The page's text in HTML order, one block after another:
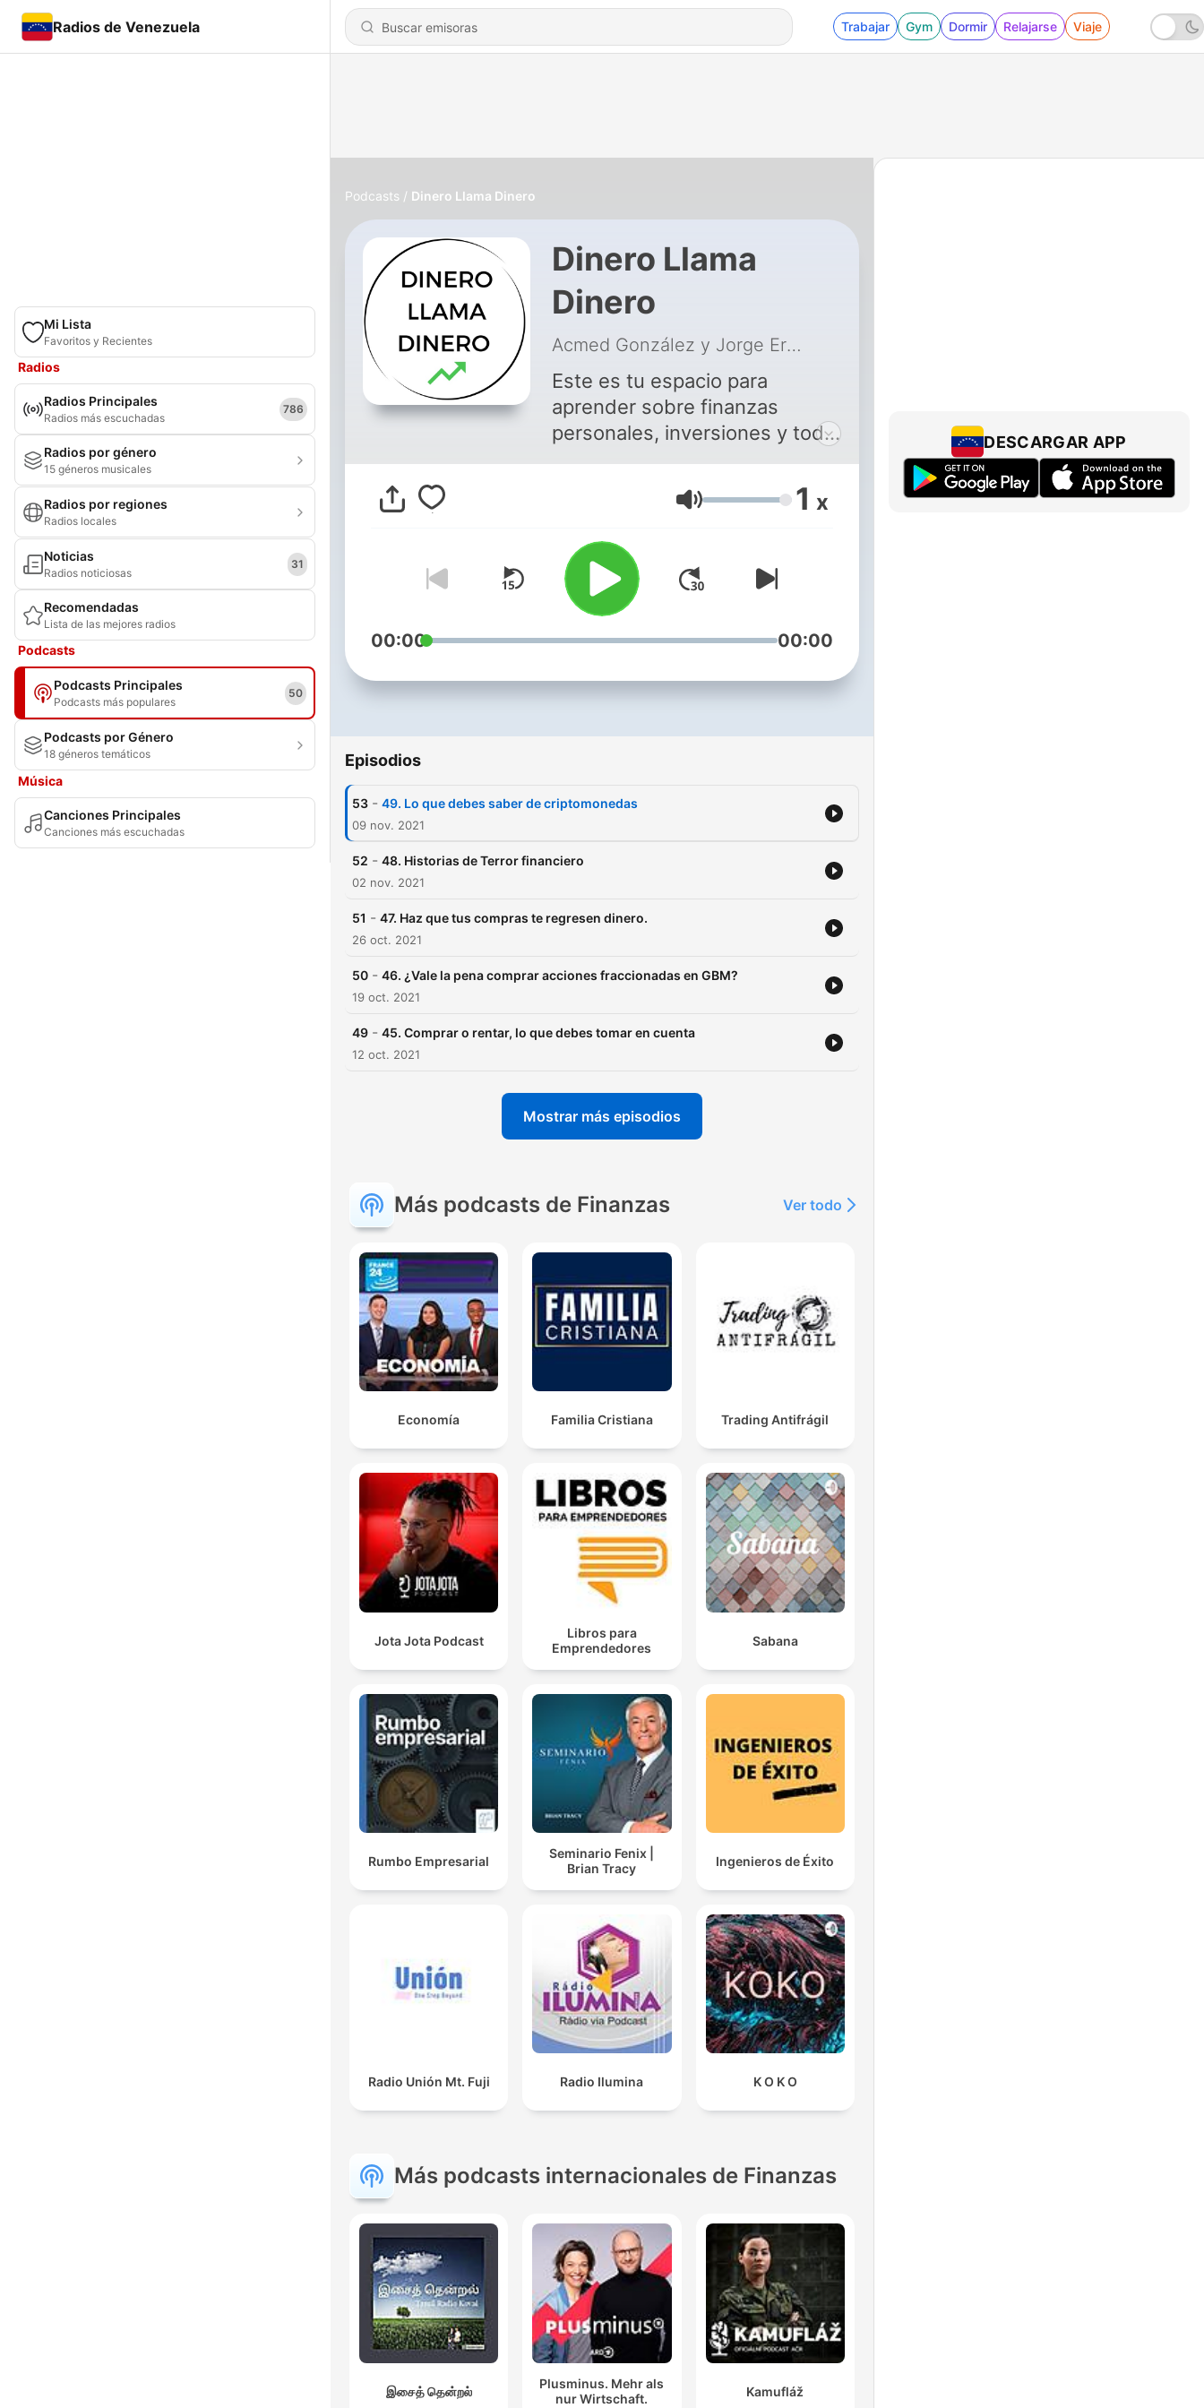
Radios de Venezuela Trabajar Gym Dormir Relajarse Viaje
Mi Lista
Favoritos y Recientes
Radios
Radios Principales
Radios más escuchadas
786
Radios por género
15 géneros musicales
Radios por regiones
Radios locales
Noticias
Radios noticiosas
31
Recomendadas
Lista de las mejores radios
Podcasts
Podcasts Principales
Podcasts más populares
50
Podcasts por Género
18 géneros temáticos
Música
Canciones Principales
Canciones más escuchadas
Podcasts Dinero Llama Dinero
Dinero Llama
Dinero
Acmed González y Jorge Ercambrack
Este es tu espacio para
aprender sobre finanzas
personales, inversiones y todo
lo relacionado con tu dinero.
Volumen 1 x
00:00 00:00
Episodios
53 - 49. Lo que debes saber de criptomonedas
09 nov. 2021
52 - 48. Historias de Terror financiero
02 nov. 2021
51 - 47. Haz que tus compras te regresen dinero.
26 oct. 2021
50 - 46. ¿Vale la pena comprar acciones fraccionadas en GBM?
19 oct. 2021
49 - 45. Comprar o rentar, lo que debes tomar en cuenta
12 oct. 2021
Mostrar más episodios
Más podcasts de Finanzas Ver todo
Economía Familia Cristiana Trading Antifrágil
Jota Jota Podcast
Libros para
Emprendedores
Sabana
Rumbo Empresarial
Seminario Fenix |
Brian Tracy
Ingenieros de Éxito
Radio Unión Mt. Fuji Radio Ilumina K O K O
Más podcasts internacionales de Finanzas
இசைத் தென்றல்
Plusminus. Mehr als
nur Wirtschaft.
Kamufláž
DESCARGAR APP